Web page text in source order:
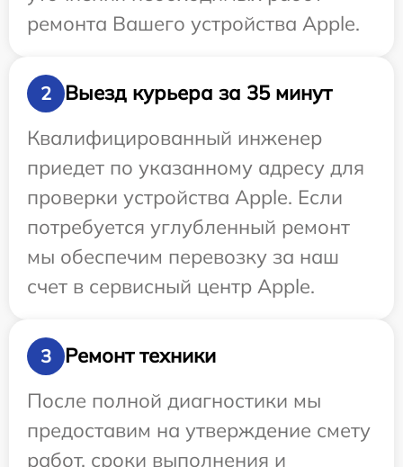
ремонта Вашего устройства Apple.
2
Выезд курьера за 35 минут
Квалифицированный инженер
приедет по указанному адресу для
проверки устройства Apple. Если
потребуется углубленный ремонт
мы обеспечим перевозку за наш
счет в сервисный центр Apple.
3
Ремонт техники
После полной диагностики мы
предоставим на утверждение смету
работ, сроки выполнения и